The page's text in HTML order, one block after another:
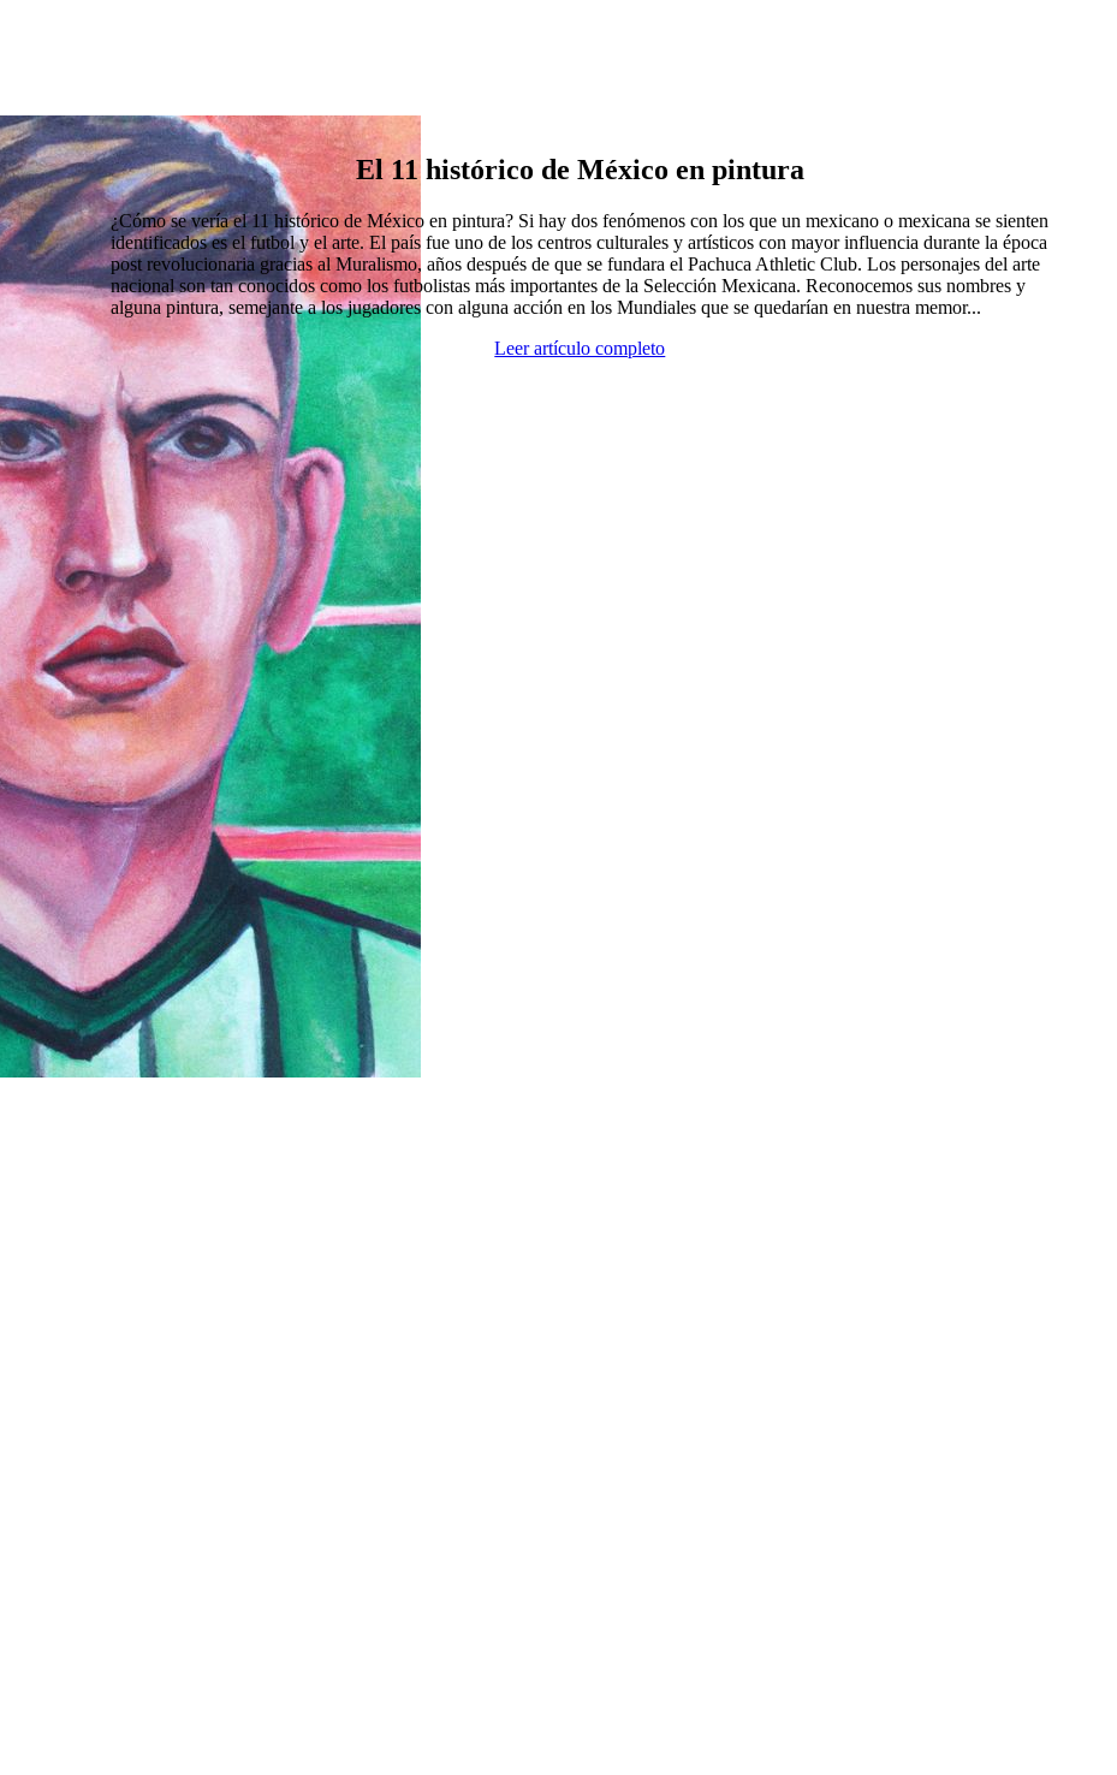
El 11 histórico de México en pintura
¿Cómo se vería el 11 histórico de México en pintura? Si hay dos fenómenos con los que un mexicano o mexicana se sienten
identificados es el futbol y el arte. El país fue uno de los centros culturales y artísticos con mayor influencia durante la época
post revolucionaria gracias al Muralismo, años después de que se fundara el Pachuca Athletic Club. Los personajes del arte
nacional son tan conocidos como los futbolistas más importantes de la Selección Mexicana. Reconocemos sus nombres y
alguna pintura, semejante a los jugadores con alguna acción en los Mundiales que se quedarían en nuestra memor...
Leer artículo completo